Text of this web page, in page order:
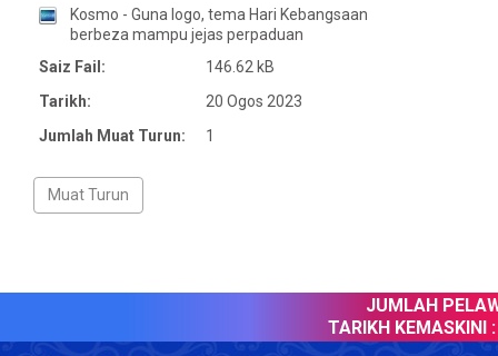
Kosmo - Guna logo, tema Hari Kebangsaan
berbeza mampu jejas perpaduan
Saiz Fail:
146.62 kB
Tarikh:
20 Ogos 2023
Jumlah Muat Turun:
1
JUMLAH
TARIKH KEMASKINI :